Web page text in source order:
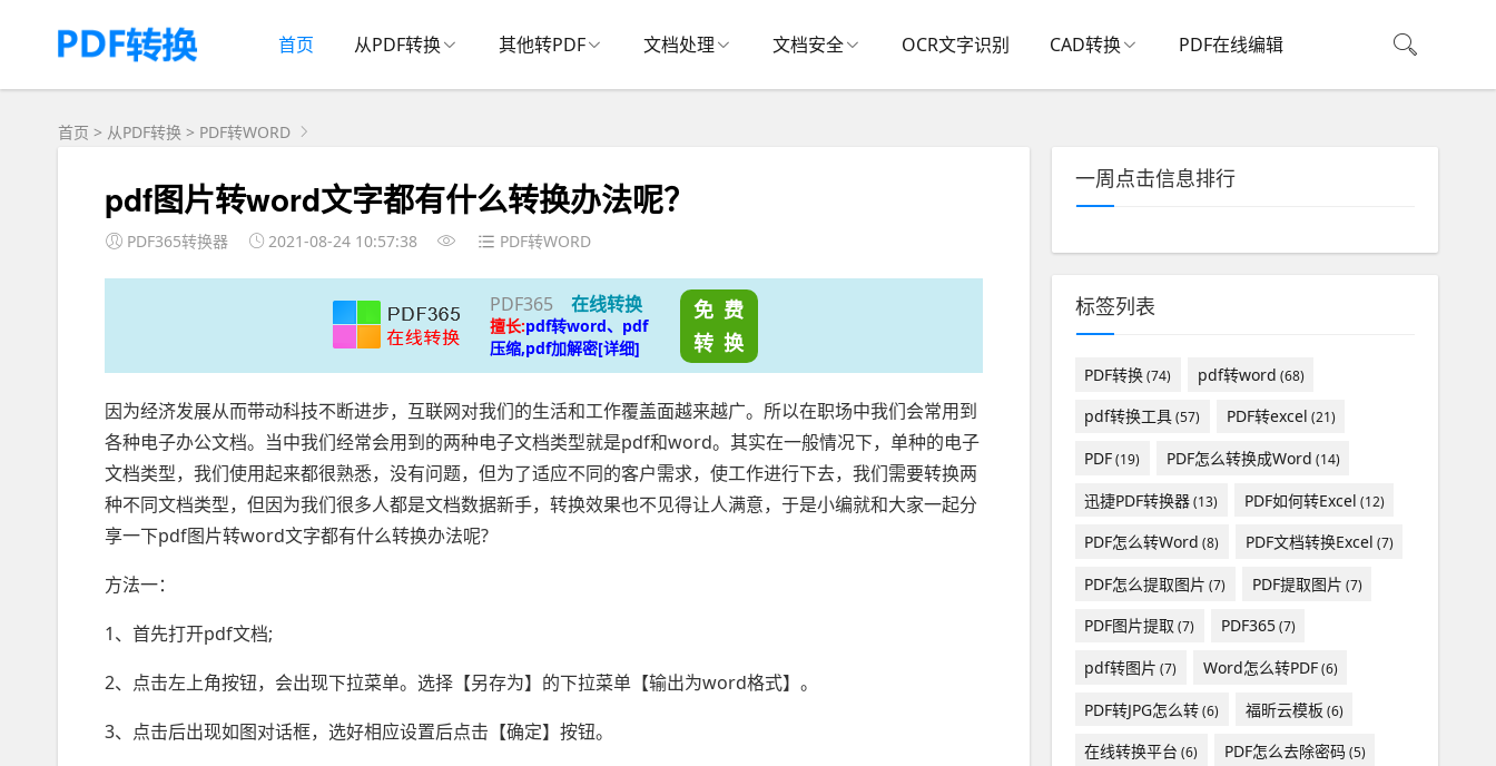
首页 从PDF转换 其他转PDF 文档处理 文档安全 OCR文字识别 CAD转换 PDF在线编辑
首页 > 从PDF转换 > PDF转WORD
pdf图片转word文字都有什么转换办法呢？
PDF365转换器 2021-08-24 10:57:38 PDF转WORD
PDF365 在线转换
擅长:pdf转word、pdf
压缩,pdf加解密[详细]
免 费
转 换
因为经济发展从而带动科技不断进步，互联网对我们的生活和工作覆盖面越来越广。所以在职场中我们会常用到
各种电子办公文档。当中我们经常会用到的两种电子文档类型就是pdf和word。其实在一般情况下，单种的电子
文档类型，我们使用起来都很熟悉，没有问题，但为了适应不同的客户需求，使工作进行下去，我们需要转换两
种不同文档类型，但因为我们很多人都是文档数据新手，转换效果也不见得让人满意，于是小编就和大家一起分
享一下pdf图片转word文字都有什么转换办法呢?
方法一：
1、首先打开pdf文档;
2、点击左上角按钮，会出现下拉菜单。选择【另存为】的下拉菜单【输出为word格式】。
3、点击后出现如图对话框，选好相应设置后点击【确定】按钮。
一周点击信息排行
标签列表
PDF转换(74) pdf转word (68)
pdf转换工具(57) PDF转excel (21)
PDF(19) PDF怎么转换成Word (14)
迅捷PDF转换器(13) PDF如何转Excel (12)
PDF怎么转Word (8) PDF文档转换Excel (7)
PDF怎么提取图片 (7) PDF提取图片 (7)
PDF图片提取 (7) PDF365(7)
pdf转图片 (7) Word怎么转PDF(6)
PDF转JPG怎么转(6) 福昕云模板 (6)
在线转换平台 (6) PDF怎么去除密码(5)